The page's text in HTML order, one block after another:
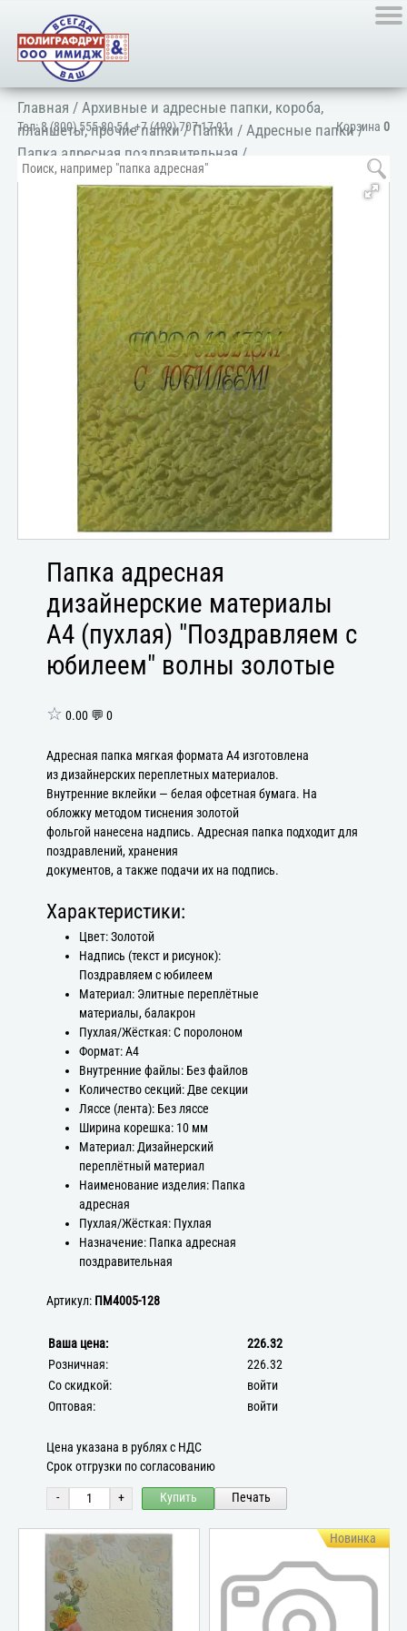
Корзина 0
Тел:8 (800) 555-80-54,+7 (499) 707-17-91
Главная /Архивные и адресные папки, короба,
планшеты, прочие папки/Папки /Адресные папки/
Папка адресная поздравительная /
Папка адресная
дизайнерские материалы
А4 (пухлая) "Поздравляем с
юбилеем" волны золотые
☆ 0.00 💬 0
Адресная папка мягкая формата А4 изготовлена
из дизайнерских переплетных материалов.
Внутренние вклейки — белая офсетная бумага. На
обложку методом тиснения золотой
фольгой нанесена надпись. Адресная папка подходит для
поздравлений, хранения
документов, а также подачи их на подпись.
Характеристики:
Цвет: Золотой
Надпись (текст и рисунок):
Поздравляем с юбилеем
Материал: Элитные переплётные
материалы, балакрон
Пухлая/Жёсткая: С поролоном
Формат: А4
Внутренние файлы: Без файлов
Количество секций: Две секции
Ляссе (лента): Без ляссе
Ширина корешка: 10 мм
Материал: Дизайнерский
переплётный материал
Наименование изделия: Папка
адресная
Пухлая/Жёсткая: Пухлая
Назначение: Папка адресная
поздравительная
Артикул: ПМ4005-128
Ваша цена:
226.32
Розничная:
226.32
Со скидкой:
войти
Оптовая:
войти
Цена указана в рублях с НДС
Срок отгрузки по согласованию
- + Купить Печать
Новинка